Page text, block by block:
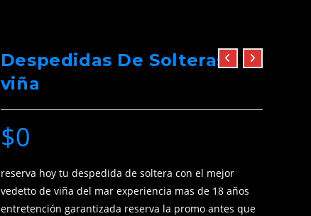
Despedidas De Solteras
viña
$0
reserva hoy tu despedida de soltera con el mejor
vedetto de viña del mar experiencia mas de 18 años
entretención garantizada reserva la promo antes que